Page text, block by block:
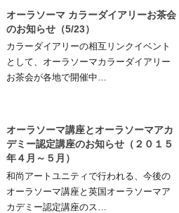
オーラソーマ カラーダイアリーお茶会
のお知らせ（5/23）
カラーダイアリーの相互リンクイベント
として、オーラソーマカラーダイアリー
お茶会が各地で開催中…
オーラソーマ講座とオーラソーマアカ
デミー認定講座のお知らせ（２０１５
年４月～５月）
和尚アートユニティで行われる、今後の
オーラソーマ講座と英国オーラソーマア
カデミー認定講座のス…